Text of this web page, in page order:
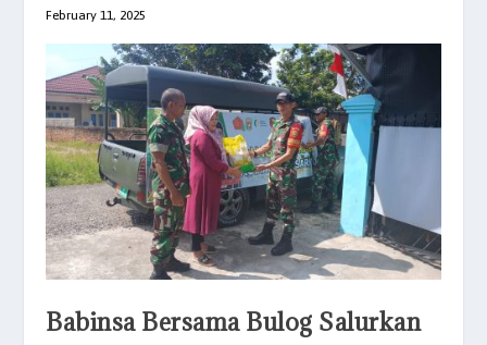
February 11, 2025
Babinsa Bersama Bulog Salurkan